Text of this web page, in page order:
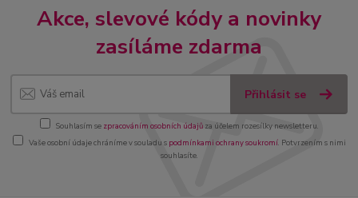
Akce, slevové kódy a novinky
zasíláme zdarma
Přihlásit se
Souhlasím se zpracováním osobních údajůza účelem rozesílky newsletteru.
Vaše osobní údaje chráníme v souladu s podmínkami ochrany soukromí. Potvrzením s nimi
souhlasíte.